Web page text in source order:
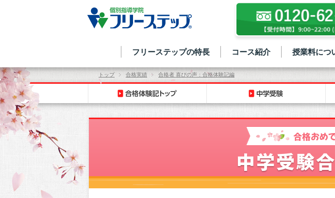
フリーステップの特長 コース紹介 授業料につ
トップ 合格実績 合格者 喜びの声：合格体験記編
合格おめ
中学受験